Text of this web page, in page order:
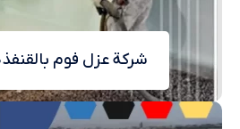
شركة عزل فوم